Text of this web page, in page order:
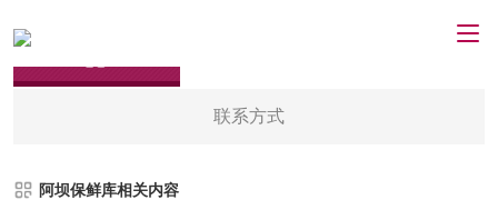
联系方式
阿坝保鲜库相关内容